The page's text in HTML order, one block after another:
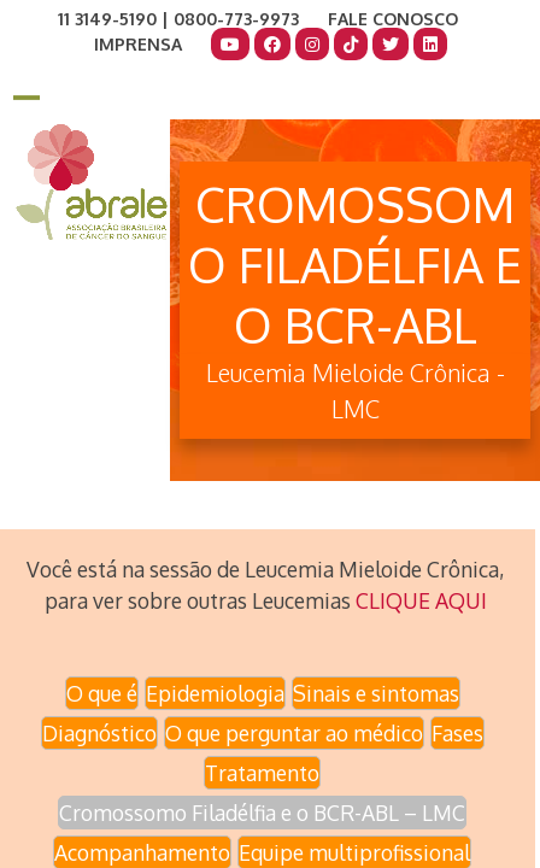
11 3149-5190 | 0800-773-9973
FALE CONOSCO
IMPRENSA
Open
mobile
menu
Close
mobile
menu
CROMOSSOM
O FILADÉLFIA E
O BCR-ABL
Leucemia Mieloide Crônica -
LMC
Você está na sessão de Leucemia Mieloide Crônica,
para ver sobre outras Leucemias CLIQUE AQUI
O que é Epidemiologia Sinais e sintomas
Diagnóstico O que perguntar ao médico Fases
Tratamento
Cromossomo Filadélfia e o BCR-ABL – LMC
Acompanhamento Equipe multiprofissional